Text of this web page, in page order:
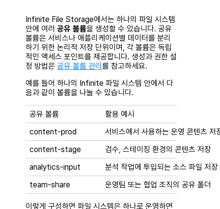
Infinite File Storage에서는 하나의 파일 시스템
안에 여러 공유 볼륨을 생성할 수 있습니다. 공유
볼륨은 서비스나 애플리케이션별 데이터를 분리
하기 위한 논리적 저장 단위이며, 각 볼륨은 독립
적인 액세스 포인트를 제공합니다. 생성과 권한 설
정 방법은 공유 볼륨 관리 를 참고하세요.
예를 들어 하나의 Infinite 파일 시스템 안에서 다
음과 같이 볼륨을 나눌 수 있습니다.
공유 볼륨
활용 예시
content-prod
서비스에서 사용하는 운영 콘텐츠 저
content-stage
검수, 스테이징 환경의 콘텐츠 저장
analytics-input
분석 작업에 투입되는 소스 파일 저장
team-share
운영팀 또는 협업 조직의 공유 폴더
이렇게 구성하면 파일 시스템은 하나로 운영하면